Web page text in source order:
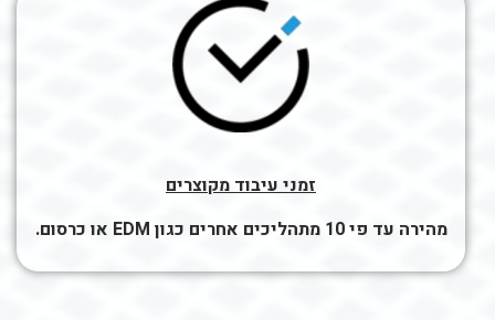
זמני עיבוד מקוצרים
מהירה עד פי 10 מתהליכים אחרים כגון EDM או כרסום.